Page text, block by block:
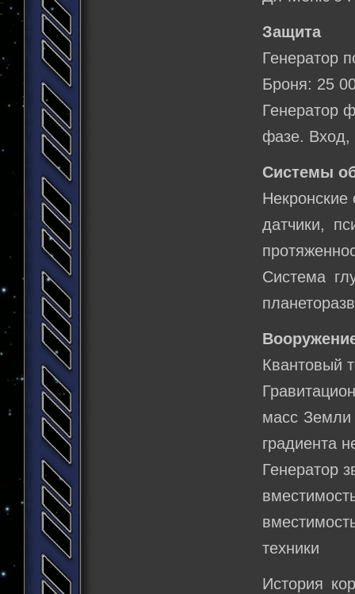
Защита
Генератор
Броня: 25
Генератор
фазе. Вход,
Системы
датчики,
Система
Квантовый
масс Земли
градиента
Генератор
техники
История